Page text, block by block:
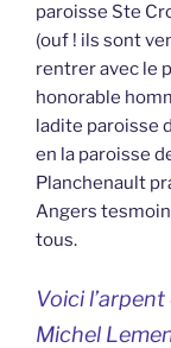
paroisse Ste
(ouf ! ils sont
rentrer avec le
honorable
ladite paroisse
en la paroisse
Planchenault
Angers
tous.
Voici
Michel